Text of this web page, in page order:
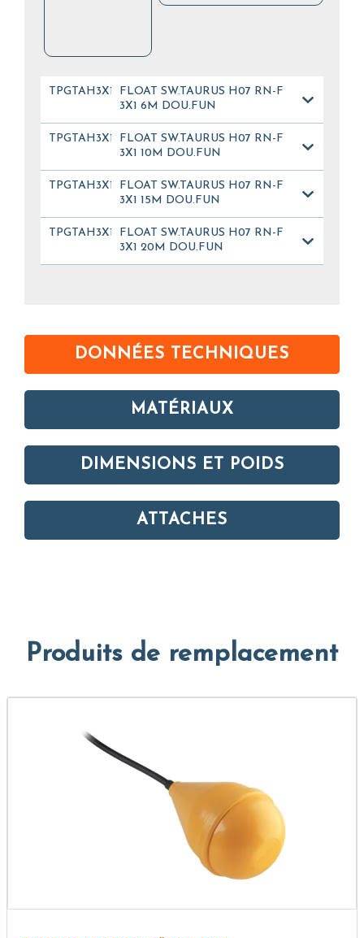
TPGTAH3X106GG01FLOAT SW.TAURUS H07 RN-F
3X1 6M DOU.FUN
TPGTAH3X110GG01FLOAT SW.TAURUS H07 RN-F
3X1 10M DOU.FUN
TPGTAH3X115GG01FLOAT SW.TAURUS H07 RN-F
3X1 15M DOU.FUN
TPGTAH3X120GG01FLOAT SW.TAURUS H07 RN-F
3X1 20M DOU.FUN
DONNÉES TECHNIQUES
MATÉRIAUX
DIMENSIONS ET POIDS
ATTACHES
Produits de remplacement